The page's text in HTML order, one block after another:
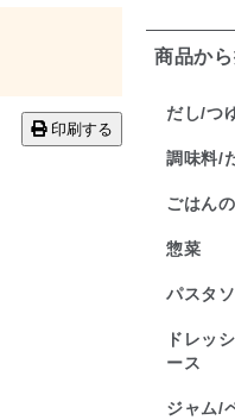
印刷する
商品か
だし/つ
調味料/
ごはん
惣菜
パスタ
ドレッ
ース
ジャム/